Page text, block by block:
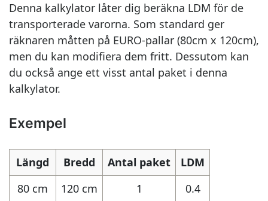
Denna kalkylator låter dig beräkna LDM för de
transporterade varorna. Som standard ger
räknaren måtten på EURO-pallar (80cm x 120cm),
men du kan modifiera dem fritt. Dessutom kan
du också ange ett visst antal paket i denna
kalkylator.
Exempel
Längd Bredd Antal paket
LDM
80 cm
120 cm 1
0.4